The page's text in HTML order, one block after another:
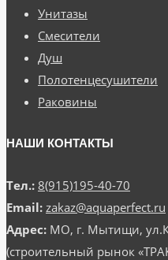
Унитазы
Смесители
Душ
Полотенцесушители
Раковины
НАШИ КОНТАКТЫ
Тел.: 8(915)195-40-70
Email: zakaz@aquaperfect.ru
Адрес: МО, г. Мытищи,
(строительный рынок